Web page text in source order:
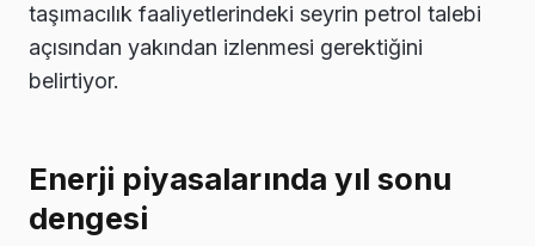
taşımacılık faaliyetlerindeki seyrin petrol talebi
açısından yakından izlenmesi gerektiğini
belirtiyor.
Enerji piyasalarında yıl sonu
dengesi